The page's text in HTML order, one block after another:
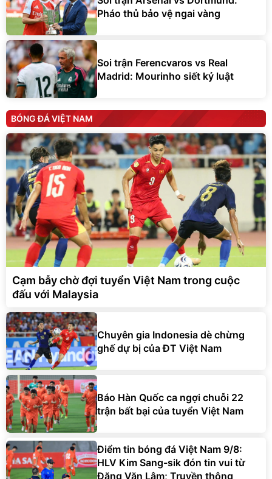
Pháo thủ bảo vệ ngai vàng
Soi trận Ferencvaros vs Real
Madrid: Mourinho siết kỷ luật
BÓNG ĐÁ VIỆT NAM
Cạm bẫy chờ đợi tuyển Việt Nam trong cuộc
đấu với Malaysia
Chuyên gia Indonesia dè chừng
ghế dự bị của ĐT Việt Nam
Báo Hàn Quốc ca ngợi chuỗi 22
trận bất bại của tuyển Việt Nam
Điểm tin bóng đá Việt Nam 9/8:
HLV Kim Sang-sik đón tin vui từ
Đặng Văn Lâm; Truyền thông